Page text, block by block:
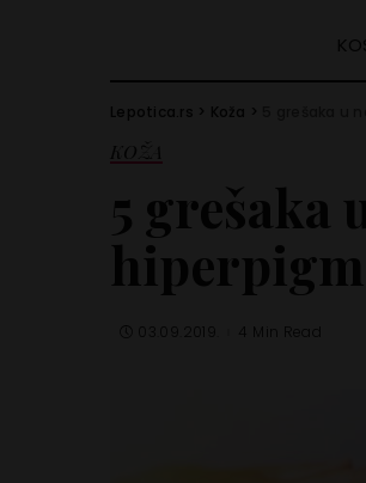
Lepotica.rs > Koža >
KOŽA
5 grešaka
4 Min Read